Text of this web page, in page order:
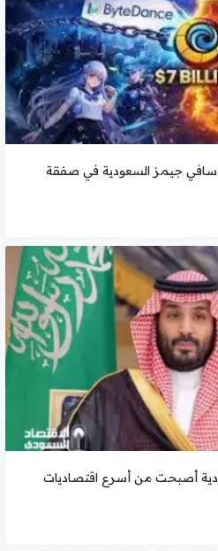
سافي جيمز السعودية في صفقة
أصبحت من أسرع اقتصاديات